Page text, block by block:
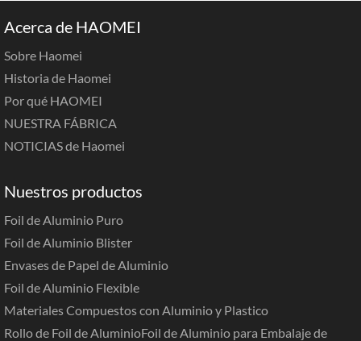
Acerca de HAOMEI
Sobre Haomei
Historia de Haomei
Por qué HAOMEI
NUESTRA FÁBRICA
NOTICIAS de Haomei
Nuestros productos
Foil de Aluminio Puro
Foil de Aluminio Blister
Envases de Papel de Aluminio
Foil de Aluminio Flexible
Materiales Compuestos con Aluminio y Plastico
Rollo de Foil de AluminioFoil de Aluminio para Embalaje de